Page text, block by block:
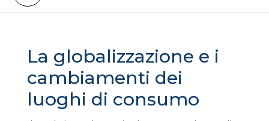
La globalizzazione e i
cambiamenti dei
luoghi di consumo